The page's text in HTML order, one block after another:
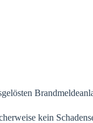
kein